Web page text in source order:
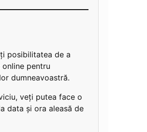
posibilitatea de a
pentru
dumneavoastră.
veți putea face o
data și ora aleasă de